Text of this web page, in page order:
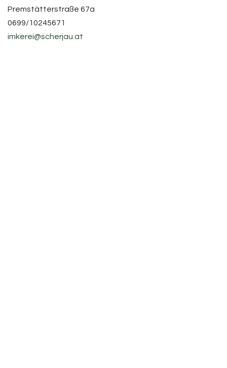
Premstätterstraße 67a
0699/10245671
imkerei@scherjau.at